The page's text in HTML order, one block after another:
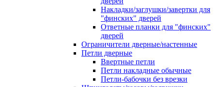
Накладки/заглушки/завертки для
"финских" дверей
Ответные планки для "финских"
дверей
Ограничители дверные/настенные
Петли дверные
Ввертные петли
Петли накладные обычные
Петли-бабочки без врезки